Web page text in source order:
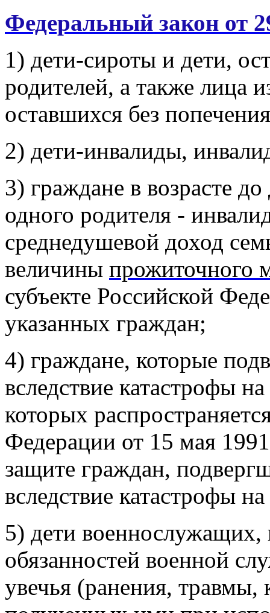
Федеральный закон от
1) дети-сироты и дети,
родителей, а также лица
оставшихся без
2) дети-инвалиды,
3) граждане в возрасте
одного родителя -
среднедушевой доход
величины прожиточного
субъекте Российской
указанных граждан;
4) граждане, которые
вследствие катастрофы
которых
Федерации от 15 мая
защите граждан,
вследствие катастрофы
5) дети
обязанностей военной
увечья (ранения, травмы,